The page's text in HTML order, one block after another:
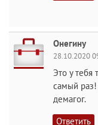
Онегину
28.10.2020
Это у тебя
самый
демагог.
Ответить